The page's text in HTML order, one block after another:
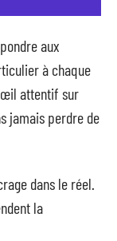
aux
à chaque
œil attentif sur
jamais perdre de
dans le réel.
la